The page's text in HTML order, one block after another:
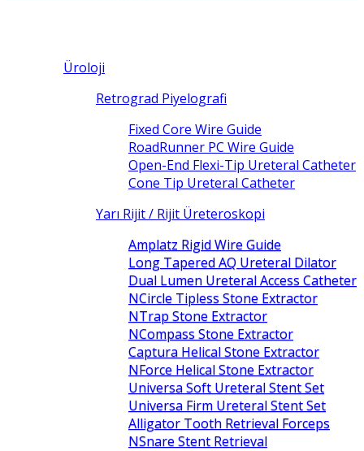
Üroloji
Retrograd Piyelografi
Fixed Core Wire Guide
RoadRunner PC Wire Guide
Open-End Flexi-Tip Ureteral Catheter
Cone Tip Ureteral Catheter
Yarı Rijit / Rijit Üreteroskopi
Amplatz Rigid Wire Guide
Long Tapered AQ Ureteral Dilator
Dual Lumen Ureteral Access Catheter
NCircle Tipless Stone Extractor
NTrap Stone Extractor
NCompass Stone Extractor
Captura Helical Stone Extractor
NForce Helical Stone Extractor
Universa Soft Ureteral Stent Set
Universa Firm Ureteral Stent Set
Alligator Tooth Retrieval Forceps
NSnare Stent Retrieval